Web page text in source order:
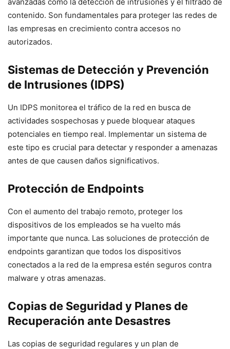
contenido. Son fundamentales para proteger las redes de
las empresas en crecimiento contra accesos no
autorizados.
Sistemas de Detección y Prevención
de Intrusiones (IDPS)
Un IDPS monitorea el tráfico de la red en busca de
actividades sospechosas y puede bloquear ataques
potenciales en tiempo real. Implementar un sistema de
este tipo es crucial para detectar y responder a amenazas
antes de que causen daños significativos.
Protección de Endpoints
Con el aumento del trabajo remoto, proteger los
dispositivos de los empleados se ha vuelto más
importante que nunca. Las soluciones de protección de
endpoints garantizan que todos los dispositivos
conectados a la red de la empresa estén seguros contra
malware y otras amenazas.
Copias de Seguridad y Planes de
Recuperación ante Desastres
Las copias de seguridad regulares y un plan de